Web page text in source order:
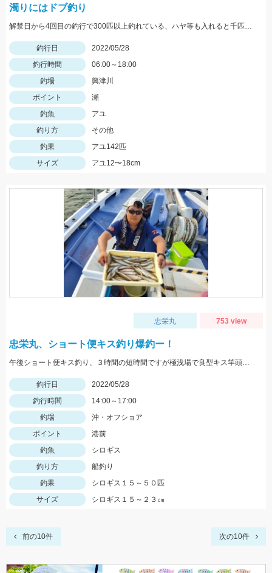
濁りにはドブ釣り
解禁日から4回目の釣行で300匹以上釣れている、ハヤ等も入れると千匹、手返し大変
釣行日
2022/05/28
釣行時間
06:00～18:00
釣場
興津川
ポイント
瀬
釣魚
アユ
釣り方
その他
釣果
アユ142匹
サイズ
アユ12〜18cm
忠栄丸 753 view
忠栄丸、ショート便キス釣り爆釣ー！
午後ショート便キス釣り、３時間の短時間ですが極浅場で良型キス竿頭５０匹と入れ食い状態でした！
釣行日
2022/05/28
釣行時間
14:00～17:00
釣場
沖・オフショア
ポイント
港前
釣魚
シロギス
釣り方
船釣り
釣果
シロギス１５～５０匹
サイズ
シロギス１５～２３㎝
前の10件 次の10件